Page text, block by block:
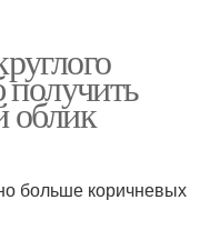
получить
облик
больше коричневых